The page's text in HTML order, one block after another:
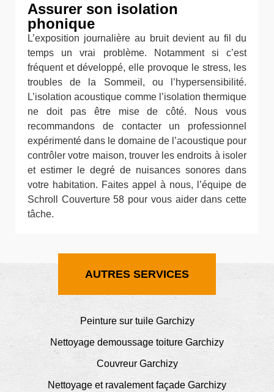
Assurer son isolation
phonique
L’exposition journalière au bruit devient au fil du
temps un vrai problème. Notamment si c’est
fréquent et développé, elle provoque le stress, les
troubles de la Sommeil, ou l’hypersensibilité.
L’isolation acoustique comme l’isolation thermique
ne doit pas être mise de côté. Nous vous
recommandons de contacter un professionnel
expérimenté dans le domaine de l’acoustique pour
contrôler votre maison, trouver les endroits à isoler
et estimer le degré de nuisances sonores dans
votre habitation. Faites appel à nous, l’équipe de
Schroll Couverture 58 pour vous aider dans cette
tâche.
AUTRES SERVICES
Peinture sur tuile Garchizy
Nettoyage demoussage toiture Garchizy
Couvreur Garchizy
Nettoyage et ravalement façade Garchizy